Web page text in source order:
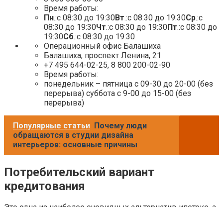
Время работы:
Пн.:с 08:30 до 19:30Вт.:с 08:30 до 19:30Ср.:с
08:30 до 19:30Чт.:с 08:30 до 19:30Пт.:с 08:30 до
19:30Сб.:с 08:30 до 19:30
Операционный офис Балашиха
Балашиха, проспект Ленина, 21
+7 495 644-02-25, 8 800 200-02-90
Время работы:
понедельник – пятница с 09-30 до 20-00 (без
перерыва) суббота с 9-00 до 15-00 (без
перерыва)
Популярные статьи Почему люди
обращаются в студии дизайна
интерьеров: основные причины
Потребительский вариант
кредитования